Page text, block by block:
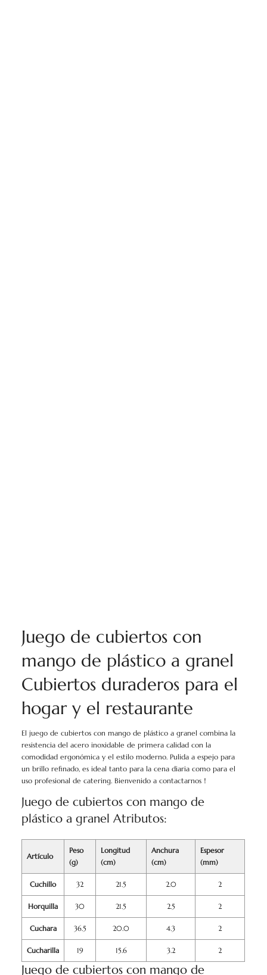
Juego de cubiertos con
mango de plástico a granel
Cubiertos duraderos para el
hogar y el restaurante
El juego de cubiertos con mango de plástico a granel combina la
resistencia del acero inoxidable de primera calidad con la
comodidad ergonómica y el estilo moderno. Pulida a espejo para
un brillo refinado, es ideal tanto para la cena diaria como para el
uso profesional de catering. Bienvenido a contactarnos！
Juego de cubiertos con mango de
plástico a granel Atributos:
Artículo
Peso
(g)
Longitud
(cm)
Anchura
(cm)
Espesor
(mm)
Cuchillo 32 21.5 2.0 2
Horquilla 30 21.5 2.5 2
Cuchara 36.5 20.0 4.3 2
Cucharilla 19 15.6 3.2 2
Juego de cubiertos con mango de